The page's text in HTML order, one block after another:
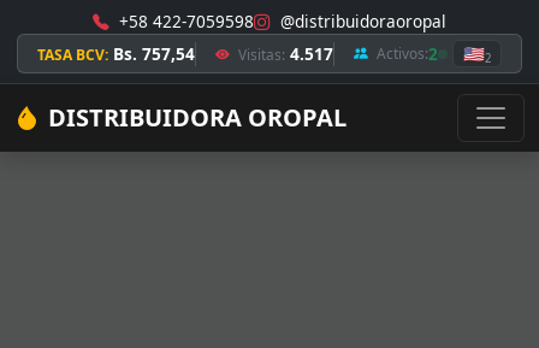
+58 422-7059598 @distribuidoraoropal
TASA BCV: Bs. 757,54 Visitas: 4.517 Activos:2 🇺🇸2
DISTRIBUIDORA OROPAL